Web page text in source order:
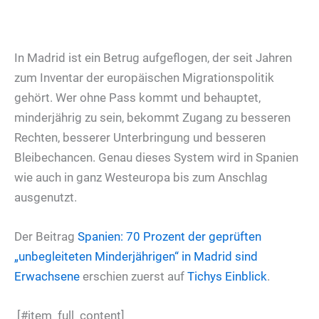
In Madrid ist ein Betrug aufgeflogen, der seit Jahren
zum Inventar der europäischen Migrationspolitik
gehört. Wer ohne Pass kommt und behauptet,
minderjährig zu sein, bekommt Zugang zu besseren
Rechten, besserer Unterbringung und besseren
Bleibechancen. Genau dieses System wird in Spanien
wie auch in ganz Westeuropa bis zum Anschlag
ausgenutzt.
Der Beitrag Spanien: 70 Prozent der geprüften
„unbegleiteten Minderjährigen“ in Madrid sind
Erwachsene erschien zuerst auf Tichys Einblick.
[#item_full_content]